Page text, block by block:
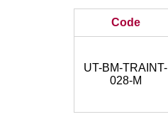
Code
UT-BM-TRAINT-
028-M